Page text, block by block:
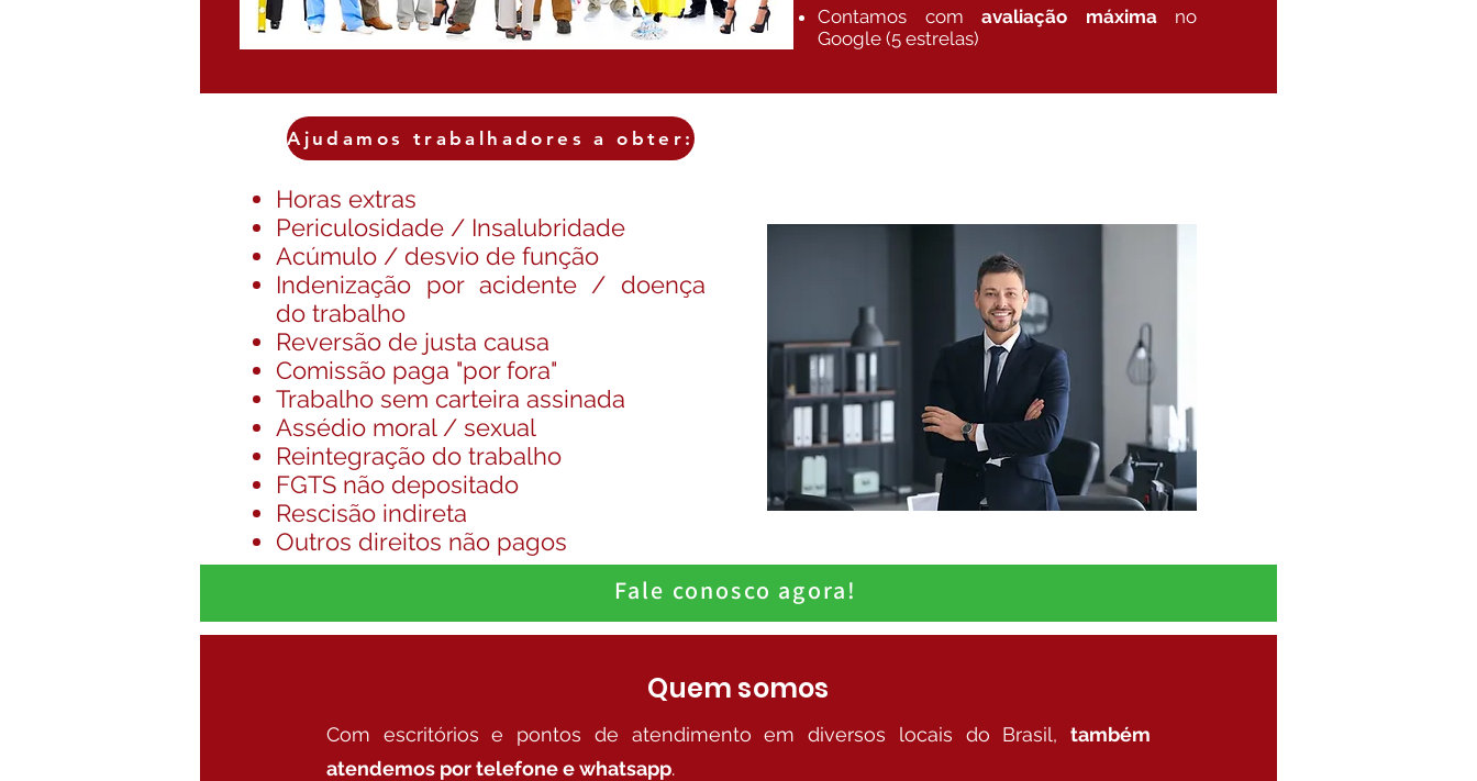
Contamos com avaliação máximano
Google (5 estrelas)
Ajudamos trabalhadores a obter:
Horas extras
Periculosidade / Insalubridade
Acúmulo / desvio de função
Indenização por acidente / doença
do trabalho
Reversão de justa causa
Comissão paga "por fora"
Trabalho sem carteira assinada
Assédio moral / sexual
Reintegração do trabalho
FGTS não depositado
Rescisão indireta
Outros direitos não pagos
Fale conosco agora!
Quem somos
Com escritórios e pontos de atendimento em diversos locais do Brasil, também
atendemos por telefone e whatsapp.